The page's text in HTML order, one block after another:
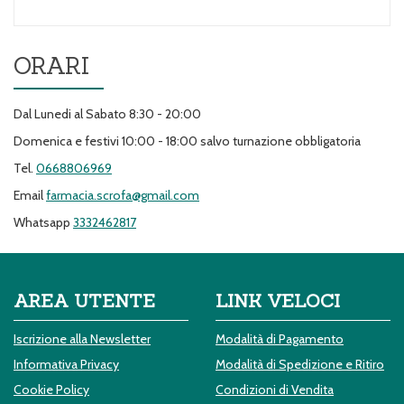
ORARI
Dal Lunedi al Sabato 8:30 - 20:00
Domenica e festivi 10:00 - 18:00 salvo turnazione obbligatoria
Tel. 0668806969
Emailfarmacia.scrofa@gmail.com
Whatsapp 3332462817
AREA UTENTE
Iscrizione alla Newsletter
Informativa Privacy
Cookie Policy
LINK VELOCI
Modalità di Pagamento
Modalità di Spedizione e Ritiro
Condizioni di Vendita